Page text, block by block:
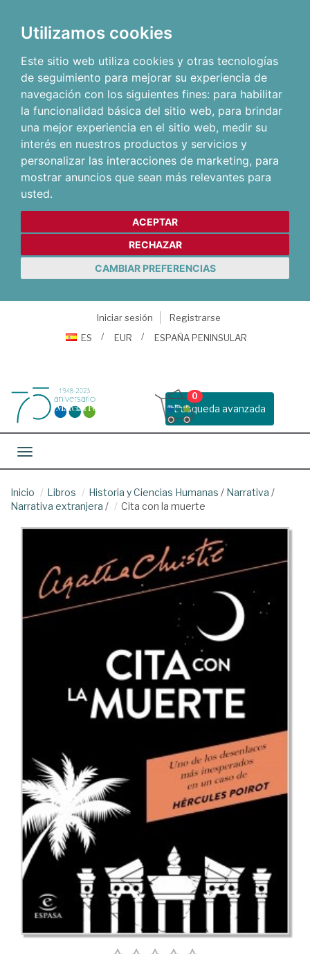
Utilizamos cookies
Este sitio web utiliza cookies y otras tecnologías
de seguimiento para mejorar su experiencia de
navegación con los siguientes fines: para habilitar
la funcionalidad básica del sitio web, para brindar
una mejor experiencia en el sitio web, medir su
interés en nuestros productos y servicios y
personalizar las interacciones de marketing, para
mostrar anuncios que sean más relevantes para
usted.
ACEPTAR
RECHAZAR
CAMBIAR PREFERENCIAS
Iniciar sesión
Registrarse
ES
EUR ESPAÑA PENINSULAR
Busqueda avanzada
0
Toggle navigation
Inicio Libros Historia y Ciencias Humanas / Narrativa /
Narrativa extranjera / Cita con la muerte